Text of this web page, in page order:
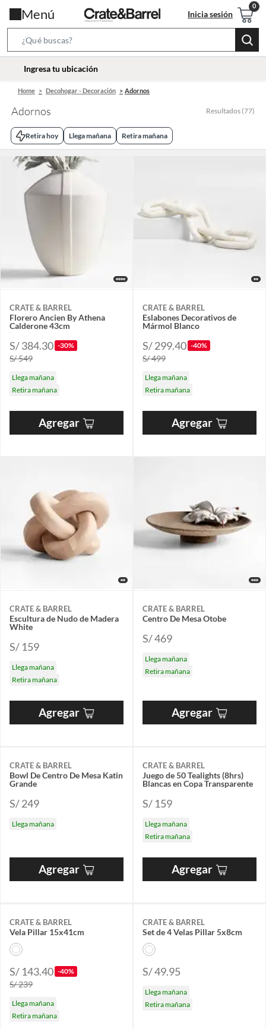
Menú Inicia sesión
Bar
location-
Ingresa tu ubicación
Home Decohogar - Decoración Adornos
Adornos Resultados (77)
Retira hoy Llega mañana Retira mañana
CRATE & BARREL
Florero Ancien By Athena
Calderone 43cm
S/ 384.30 -30%
S/ 549
Llega mañana
Retira mañana
Agregar
CRATE & BARREL
Eslabones Decorativos de
Mármol Blanco
S/ 299.40 -40%
S/ 499
Llega mañana
Retira mañana
Agregar
CRATE & BARREL
Escultura de Nudo de Madera
White
S/ 159
Llega mañana
Retira mañana
Agregar
CRATE & BARREL
Centro De Mesa Otobe
S/ 469
Llega mañana
Retira mañana
Agregar
CRATE & BARREL
Bowl De Centro De Mesa Katin
Grande
S/ 249
Llega mañana
Agregar
CRATE & BARREL
Juego de 50 Tealights (8hrs)
Blancas en Copa Transparente
S/ 159
Llega mañana
Retira mañana
Agregar
CRATE & BARREL
Vela Pillar 15x41cm
S/ 143.40 -40%
S/ 239
Llega mañana
Retira mañana
CRATE & BARREL
Set de 4 Velas Pillar 5x8cm
S/ 49.95
Llega mañana
Retira mañana